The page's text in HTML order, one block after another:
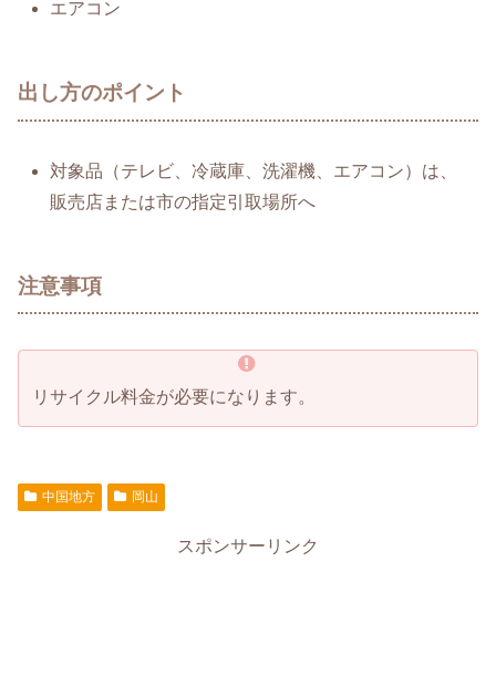
エアコン
出し方のポイント
対象品（テレビ、冷蔵庫、洗濯機、エアコン）は、
販売店または市の指定引取場所へ
注意事項
リサイクル料金が必要になります。
中国地方 岡山
スポンサーリンク